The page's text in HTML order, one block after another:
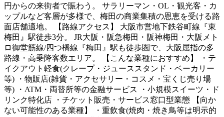
円からの来街者で賑わう。 サラリーマン・OL・観光客・カ
ップルなど客層が多様で、梅田の商業集積の恩恵を受ける路
面店舗適地。 【路線アクセス】 大阪市営地下鉄谷町線『東
梅田』駅徒歩3分。 JR大阪・阪急梅田・阪神梅田・大阪メト
ロ御堂筋線/四つ橋線『梅田』駅も徒歩圏で、大阪屈指の多
路線・高乗降客数エリア。 【こんな業種におすすめ】 ・テ
イクアウト軽食(クレープ・ジューススタンド・ベーカリー
等) ・物販店(雑貨・アクセサリー・コスメ・宝くじ売り場
等) ・ATM・両替所等の金融サービス ・小規模スイーツ・ド
リンク特化店 ・チケット販売・サービス窓口型業態 【向か
ない可能性のある業種】 ・重飲食(焼肉・焼き鳥等は明示的